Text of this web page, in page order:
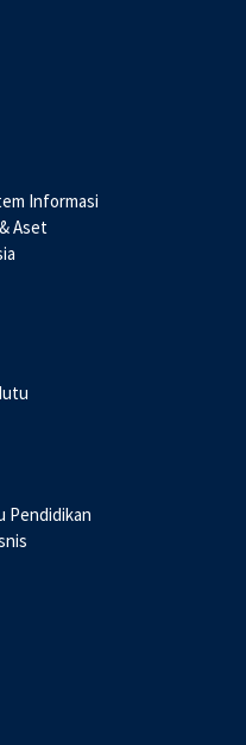
Informasi
Aset
Pendidikan